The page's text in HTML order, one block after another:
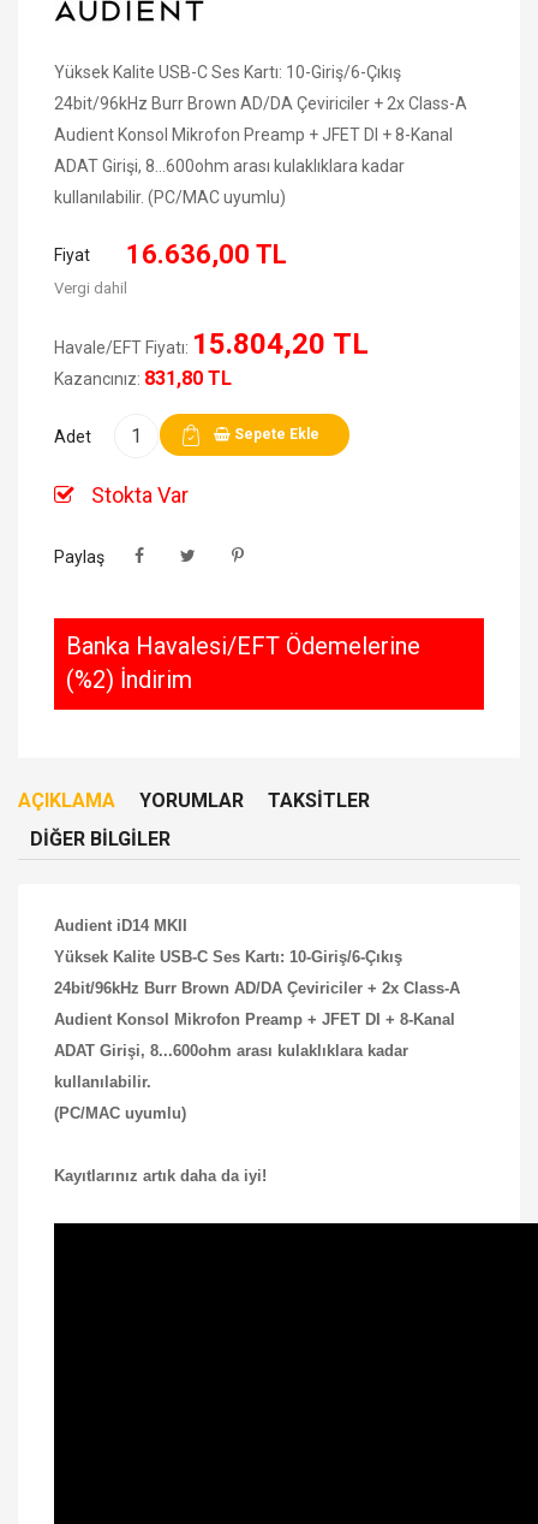
Yüksek Kalite USB-C Ses Kartı: 10-Giriş/6-Çıkış
24bit/96kHz Burr Brown AD/DA Çeviriciler + 2x Class-A
Audient Konsol Mikrofon Preamp + JFET DI + 8-Kanal
ADAT Girişi, 8...600ohm arası kulaklıklara kadar
kullanılabilir. (PC/MAC uyumlu)
Fiyat 16.636,00 TL
Vergi dahil
Havale/EFT Fiyatı: 15.804,20 TL
Kazancınız: 831,80 TL
Adet Sepete Ekle
Stokta Var
Paylaş
Banka Havalesi/EFT Ödemelerine
(%2) İndirim
AÇIKLAMA YORUMLAR
TAKSITLER
DIĞER BILGILER
Audient iD14 MKII
Yüksek Kalite USB-C Ses Kartı: 10-Giriş/6-Çıkış
24bit/96kHz Burr Brown AD/DA Çeviriciler + 2x Class-A
Audient Konsol Mikrofon Preamp + JFET DI + 8-Kanal
ADAT Girişi, 8...600ohm arası kulaklıklara kadar
kullanılabilir.
(PC/MAC uyumlu)
Kayıtlarınız artık daha da iyi!